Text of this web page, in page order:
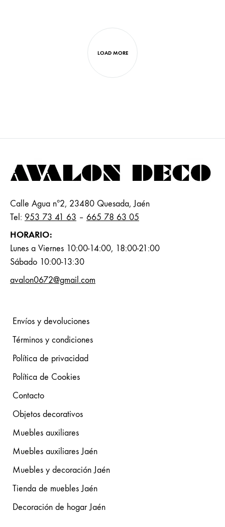
LOAD MORE
Calle Agua nº2, 23480 Quesada, Jaén
Tel: 953 73 41 63 – 665 78 63 05
HORARIO:
Lunes a Viernes 10:00-14:00, 18:00-21:00
Sábado 10:00-13:30
avalon0672@gmail.com
Envíos y devoluciones
Términos y condiciones
Política de privacidad
Política de Cookies
Contacto
Objetos decorativos
Muebles auxiliares
Muebles auxiliares Jaén
Muebles y decoración Jaén
Tienda de muebles Jaén
Decoración de hogar Jaén